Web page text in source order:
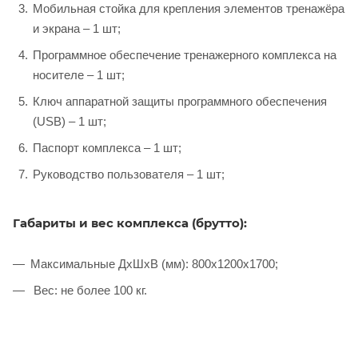
Мобильная стойка для крепления элементов тренажёра
и экрана – 1 шт;
Программное обеспечение тренажерного комплекса на
носителе – 1 шт;
Ключ аппаратной защиты программного обеспечения
(USB) – 1 шт;
Паспорт комплекса – 1 шт;
Руководство пользователя – 1 шт;
Габариты и вес комплекса (брутто):
Максимальные ДхШхВ (мм): 800x1200x1700;
Вес: не более 100 кг.